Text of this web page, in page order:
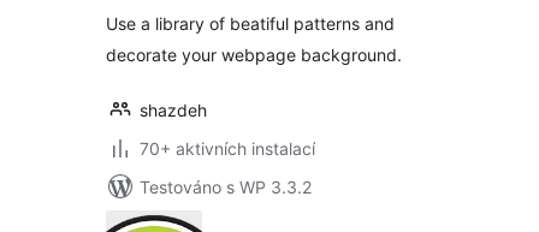
Use a library of beatiful patterns and
decorate your webpage background.
shazdeh
70+ aktivních instalací
Testováno s WP 3.3.2